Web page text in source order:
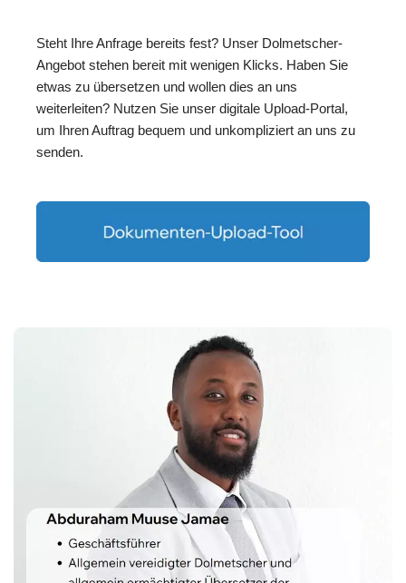
Steht Ihre Anfrage bereits fest? Unser Dolmetscher-
Angebot stehen bereit mit wenigen Klicks. Haben Sie
etwas zu übersetzen und wollen dies an uns
weiterleiten? Nutzen Sie unser digitale Upload-Portal,
um Ihren Auftrag bequem und unkompliziert an uns zu
senden.